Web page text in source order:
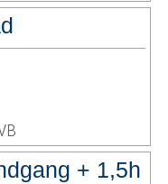
+ 1,5h